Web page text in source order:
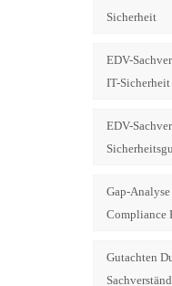
Sicherheit
EDV-
IT-Sicherheit
EDV-
Gap-
Compliance
Gutachten